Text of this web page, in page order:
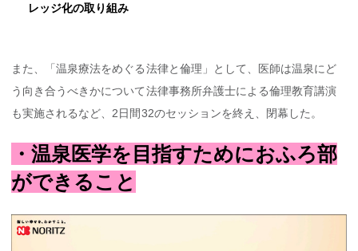
レッジ化の取り組み
また、「温泉療法をめぐる法律と倫理」として、医師は温泉にど
う向き合うべきかについて法律事務所弁護士による倫理教育講演
も実施されるなど、2日間32のセッションを終え、閉幕した。
・温泉医学を目指すためにおふろ部
ができること